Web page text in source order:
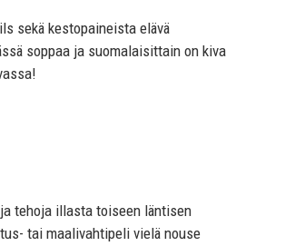
sekä kestopaineista elävä
soppaa ja suomalaisittain on kiva
tehoja illasta toiseen läntisen
tai maalivahtipeli vielä nouse